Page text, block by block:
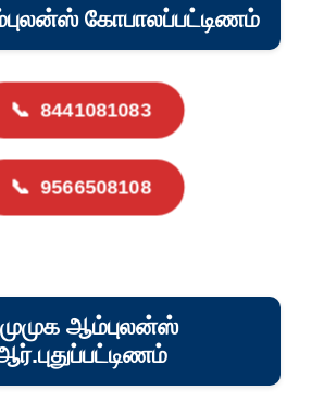
கோபாலப்பட்டிணம்
📞 8441081083
📞 9566508108
ஆம்புலன்ஸ்